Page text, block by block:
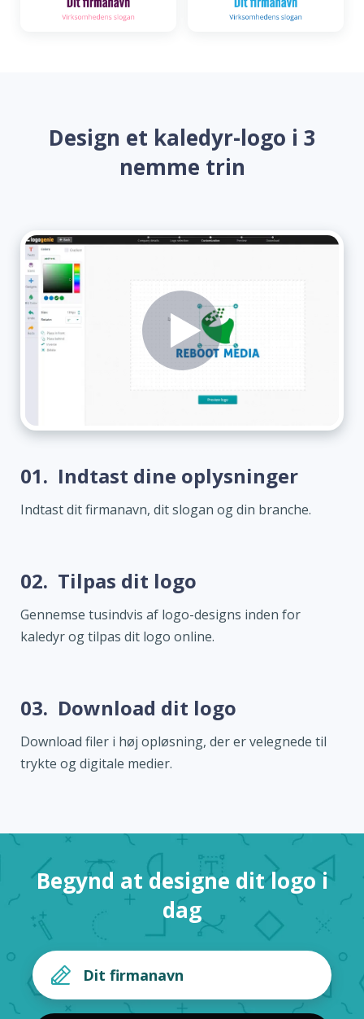
Design et kaledyr-logo i 3
nemme trin
01. Indtast dine oplysninger
Indtast dit firmanavn, dit slogan og din branche.
02. Tilpas dit logo
Gennemse tusindvis af logo-designs inden for
kaledyr og tilpas dit logo online.
03. Download dit logo
Download filer i høj opløsning, der er velegnede til
trykte og digitale medier.
Begynd at designe dit logo i
dag